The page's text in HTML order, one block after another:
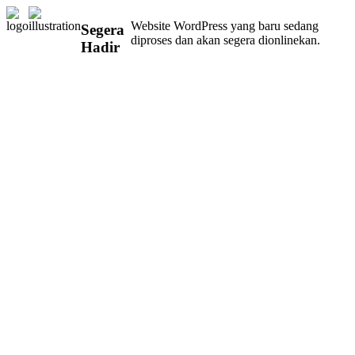
Segera
Hadir
Website WordPress yang baru sedang
diproses dan akan segera dionlinekan.